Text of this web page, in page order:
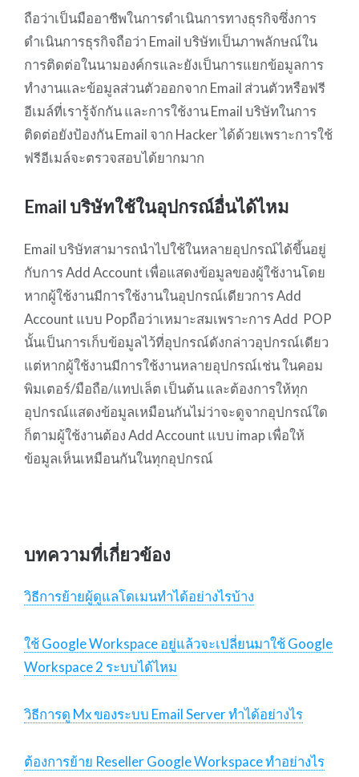
ถือว่าเป็นมืออาชีพในการดำเนินการทางธุรกิจซึ่งการ
ดำเนินการธุรกิจถือว่า Email บริษัทเป็นภาพลักษณ์ใน
การติดต่อในนามองค์กรและยังเป็นการแยกข้อมูลการ
ทำงานและข้อมูลส่วนตัวออกจาก Email ส่วนตัวหรือฟรี
อีเมล์ที่เรารู้จักกัน และการใช้งาน Email บริษัทในการ
ติดต่อยังป้องกัน Email จาก Hacker ได้ด้วยเพราะการใช้
ฟรีอีเมล์จะตรวจสอบได้ยากมาก
Email บริษัทใช้ในอุปกรณ์อื่นได้ไหม
Email บริษัทสามารถนำไปใช้ในหลายอุปกรณ์ได้ขึ้นอยู่
กับการ Add Account เพื่อแสดงข้อมูลของผู้ใช้งานโดย
หากผู้ใช้งานมีการใช้งานในอุปกรณ์เดียวการ Add
Account แบบ Popถือว่าเหมาะสมเพราะการ Add POP
นั้นเป็นการเก็บข้อมูลไว้ที่อุปกรณ์ดังกล่าวอุปกรณ์เดียว
แต่หากผู้ใช้งานมีการใช้งานหลายอุปกรณ์เช่น ในคอม
พิมเตอร์/มือถือ/แทปเล็ต เป็นต้น และต้องการให้ทุก
อุปกรณ์แสดงข้อมูลเหมือนกันไม่ว่าจะดูจากอุปกรณ์ใด
ก็ตามผู้ใช้งานต้อง Add Account แบบ imap เพื่อให้
ข้อมูลเห็นเหมือนกันในทุกอุปกรณ์
บทความที่เกี่ยวข้อง
วิธีการย้ายผู้ดูแลโดเมนทำได้อย่างไรบ้าง
ใช้ Google Workspace อยู่แล้วจะเปลี่ยนมาใช้ Google
Workspace 2 ระบบได้ไหม
วิธีการดู Mx ของระบบ Email Server ทำได้อย่างไร
ต้องการย้าย Reseller Google Workspace ทำอย่างไร